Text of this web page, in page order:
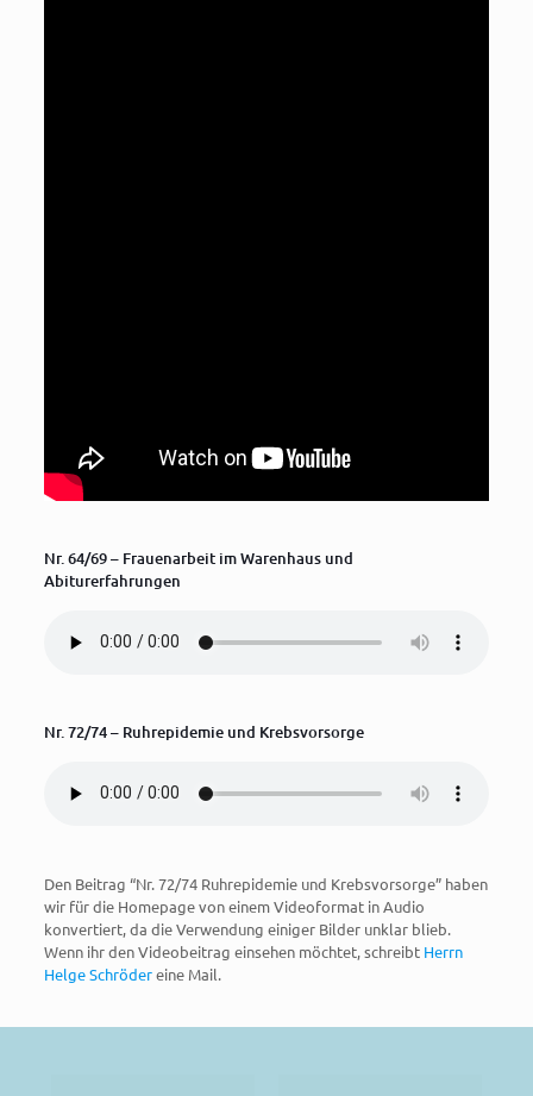
Nr. 64/69 – Frauenarbeit im Warenhaus und
Abiturerfahrungen
Nr. 72/74 – Ruhrepidemie und Krebsvorsorge
Den Beitrag “Nr. 72/74 Ruhrepidemie und Krebsvorsorge” haben
wir für die Homepage von einem Videoformat in Audio
konvertiert, da die Verwendung einiger Bilder unklar blieb.
Wenn ihr den Videobeitrag einsehen möchtet, schreibt Herrn
Helge Schrödereine Mail.